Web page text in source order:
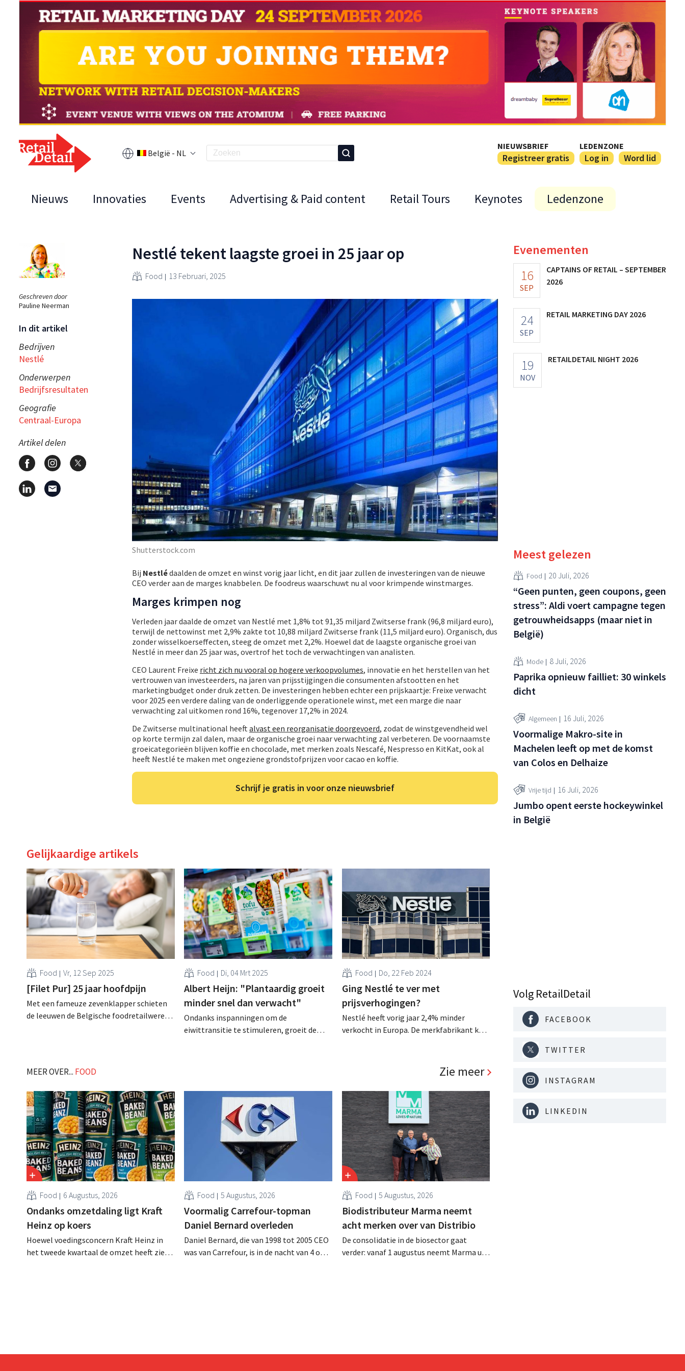
België - NL
NIEUWSBRIEF
Registreer gratis
LEDENZONE
Log in Word lid
Nieuws Innovaties Events Advertising & Paid content Retail Tours Keynotes Ledenzone
Geschreven door
Pauline Neerman
In dit artikel
Bedrijven
Nestlé
Onderwerpen
Bedrijfsresultaten
Geografie
Centraal-Europa
Artikel delen
Nestlé tekent laagste groei in 25 jaar op
Food 13 Februari, 2025
Shutterstock.com
Bij Nestlédaalden de omzet en winst vorig jaar licht, en dit jaar zullen de investeringen van de nieuwe
CEO verder aan de marges knabbelen. De foodreus waarschuwt nu al voor krimpende winstmarges.
Marges krimpen nog
Verleden jaar daalde de omzet van Nestlé met 1,8% tot 91,35 miljard Zwitserse frank (96,8 miljard euro),
terwijl de nettowinst met 2,9% zakte tot 10,88 miljard Zwitserse frank (11,5 miljard euro). Organisch, dus
zonder wisselkoerseffecten, steeg de omzet met 2,2%. Hoewel dat de laagste organische groei van
Nestlé in meer dan 25 jaar was, overtrof het toch de verwachtingen van analisten.
CEO Laurent Freixe richt zich nu vooral op hogere verkoopvolumes, innovatie en het herstellen van het
vertrouwen van investeerders, na jaren van prijsstijgingen die consumenten afstootten en het
marketingbudget onder druk zetten. De investeringen hebben echter een prijskaartje: Freixe verwacht
voor 2025 een verdere daling van de onderliggende operationele winst, met een marge die naar
verwachting zal uitkomen rond 16%, tegenover 17,2% in 2024.
De Zwitserse multinational heeft alvast een reorganisatie doorgevoerd, zodat de winstgevendheid wel
op korte termijn zal dalen, maar de organische groei naar verwachting zal verbeteren. De voornaamste
groeicategorieën blijven koffie en chocolade, met merken zoals Nescafé, Nespresso en KitKat, ook al
heeft Nestlé te maken met ongeziene grondstofprijzen voor cacao en koffie.
Schrijf je gratis in voor onze nieuwsbrief
Gelijkaardige artikels
Food Vr, 12 Sep 2025
[Filet Pur] 25 jaar hoofdpijn
Met een fameuze zevenklapper schieten
de leeuwen de Belgische foodretailwereld
Food Di, 04 Mrt 2025
Albert Heijn: "Plantaardig groeit
minder snel dan verwacht"
Ondanks inspanningen om de
eiwittransitie te stimuleren, groeit de
Food Do, 22 Feb 2024
Ging Nestlé te ver met
prijsverhogingen?
Nestlé heeft vorig jaar 2,4% minder
verkocht in Europa. De merkfabrikant kan
verwacht. Heeft de Nescafé-maker zich
verbrand aan de prijsstijgingen? .
MEER OVER... FOOD Zie meer
Food 6 Augustus, 2026
Ondanks omzetdaling ligt Kraft
Heinz op koers
Hoewel voedingsconcern Kraft Heinz in
het tweede kwartaal de omzet heeft zien
Food 5 Augustus, 2026
Voormalig Carrefour-topman
Daniel Bernard overleden
Daniel Bernard, die van 1998 tot 2005 CEO
was van Carrefour, is in de nacht van 4 op 5
Food 5 Augustus, 2026
Biodistributeur Marma neemt
acht merken over van Distribio
De consolidatie in de biosector gaat
verder: vanaf 1 augustus neemt Marma uit
Evenementen
16
SEP
CAPTAINS OF RETAIL – SEPTEMBER
2026
24
SEP
RETAIL MARKETING DAY 2026
19
NOV
RETAILDETAIL NIGHT 2026
Meest gelezen
Food 20 Juli, 2026
“Geen punten, geen coupons, geen
stress”: Aldi voert campagne tegen
getrouwheidsapps (maar niet in
België)
Mode 8 Juli, 2026
Paprika opnieuw failliet: 30 winkels
dicht
Algemeen 16 Juli, 2026
Voormalige Makro-site in
Machelen leeft op met de komst
van Colos en Delhaize
Vrije tijd 16 Juli, 2026
Jumbo opent eerste hockeywinkel
in België
Volg RetailDetail
FACEBOOK
TWITTER
INSTAGRAM
LINKEDIN